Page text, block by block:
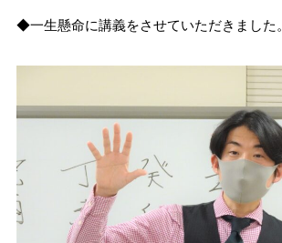
◆一生懸命に講義をさせていただきました。